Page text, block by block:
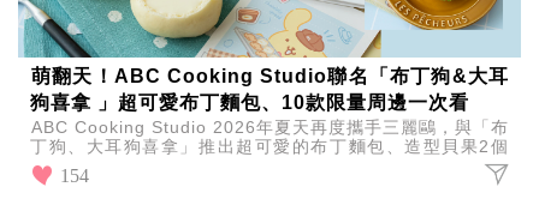
職
場
生
活
美
食
開
箱
萌翻天！ABC Cooking Studio聯名「布丁狗&大耳
狗喜拿 」超可愛布丁麵包、10款限量周邊一次看
ABC Cooking Studio 2026年夏天再度攜手三麗鷗，與「布
丁狗、大耳狗喜拿」推出超可愛的布丁麵包、造型貝果2個
手作烘焙課程，即日起開放預約！
154